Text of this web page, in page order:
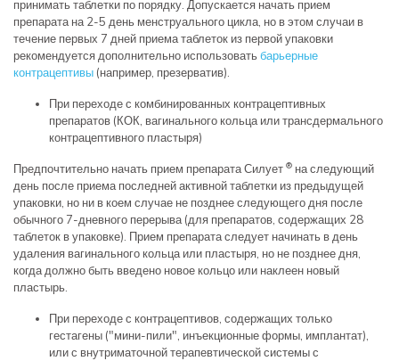
принимать таблетки по порядку. Допускается начать прием
препарата на 2-5 день менструального цикла, но в этом случаи в
течение первых 7 дней приема таблеток из первой упаковки
рекомендуется дополнительно использоватьбарьерные
контрацептивы (например, презерватив).
При переходе с комбинированных контрацептивных
препаратов (КОК, вагинального кольца или трансдермального
контрацептивного пластыря)
Предпочтительно начать прием препарата Силует ® на следующий
день после приема последней активной таблетки из предыдущей
упаковки, но ни в коем случае не позднее следующего дня после
обычного 7-дневного перерыва (для препаратов, содержащих 28
таблеток в упаковке). Прием препарата следует начинать в день
удаления вагинального кольца или пластыря, но не позднее дня,
когда должно быть введено новое кольцо или наклеен новый
пластырь.
При переходе с контрацептивов, содержащих только
гестагены ("мини-пили", инъекционные формы, имплантат),
или с внутриматочной терапевтической системы с